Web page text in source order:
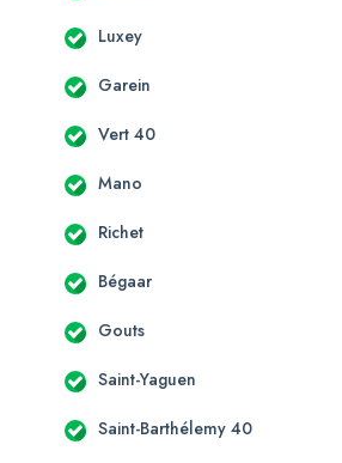
Luxey
Garein
Vert 40
Mano
Richet
Bégaar
Gouts
Saint-Yaguen
Saint-Barthélemy 40